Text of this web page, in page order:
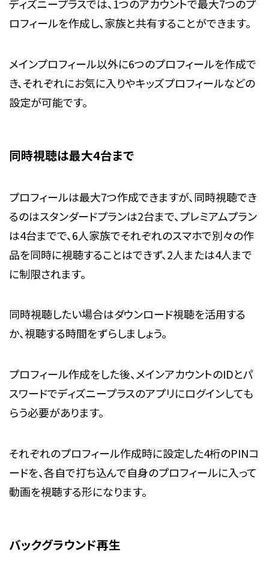
ディズニープラスでは、1つのアカウントで最大7つのプ
ロフィールを作成し、家族と共有することができます。
メインプロフィール以外に6つのプロフィールを作成で
き、それぞれにお気に入りやキッズプロフィールなどの
設定が可能です。
同時視聴は最大4台まで
プロフィールは最大7つ作成できますが、同時視聴でき
るのはスタンダードプランは2台まで、プレミアムプラン
は4台までで、6人家族でそれぞれのスマホで別々の作
品を同時に視聴することはできず、2人または4人まで
に制限されます。
同時視聴したい場合はダウンロード視聴を活用する
か、視聴する時間をずらしましょう。
プロフィール作成をした後、メインアカウントのIDとパ
スワードでディズニープラスのアプリにログインしても
らう必要があります。
それぞれのプロフィール作成時に設定した4桁のPINコ
ードを、各自で打ち込んで自身のプロフィールに入って
動画を視聴する形になります。
バックグラウンド再生